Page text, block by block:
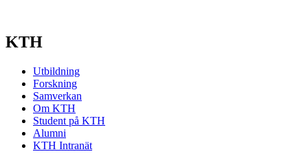
KTH
Utbildning
Forskning
Samverkan
Om KTH
Student på KTH
Alumni
KTH Intranät